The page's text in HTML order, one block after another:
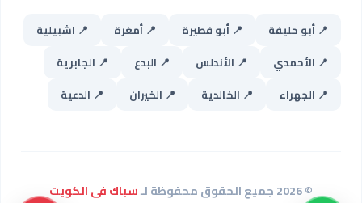
📍 أبو حليفة 📍 أبو فطيرة 📍 أمغرة
📍 اشبيلية
📍 الأحمدي
📍 الأندلس 📍 البدع
📍 الجابرية
📍 الجهراء
📍 الخالدية 📍 الخيران 📍 الدعية
© 2026 جميع الحقوق محفوظة لـ سباك فى الكويت